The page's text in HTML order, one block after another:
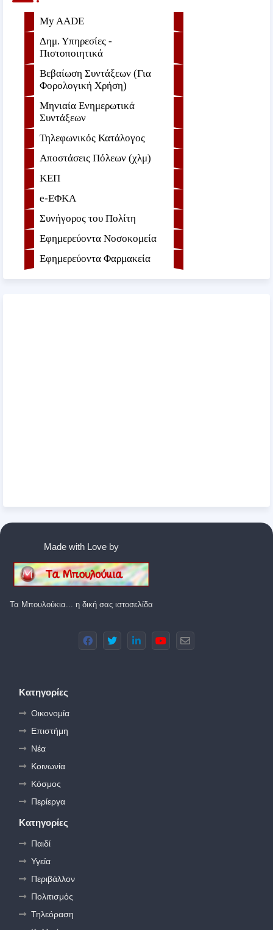
My AADE
Δημ. Υπηρεσίες -
Πιστοποιητικά
Βεβαίωση Συντάξεων (Για
Φορολογική Χρήση)
Μηνιαία Ενημερωτικά
Συντάξεων
Τηλεφωνικός Κατάλογος
Αποστάσεις Πόλεων (χλμ)
ΚΕΠ
e-ΕΦKA
Συνήγορος του Πολίτη
Εφημερεύοντα Νοσοκομεία
Εφημερεύοντα Φαρμακεία
Made with Love by
Τα Μπουλούκια... η δική σας ιστοσελίδα
Κατηγορίες
Οικονομία
Επιστήμη
Νέα
Κοινωνία
Κόσμος
Περίεργα
Κατηγορίες
Παιδί
Υγεία
Περιβάλλον
Πολιτισμός
Τηλεόραση